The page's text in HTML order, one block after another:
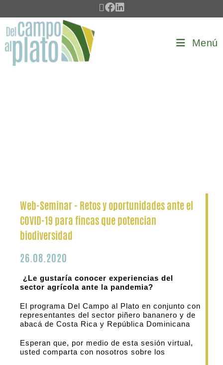
Menú
Web-Seminar - Retos y oportunidades ante el
COVID-19 para fincas que potencian
biodiversidad
26.08.2020
¿Le gustaría conocer experiencias del
sector agrícola ante la pandemia?
El programa Del Campo al Plato en conjunto con
representantes del sector piñero bananero y de
abacá de Costa Rica y República Dominicana
Esperan que, por medio de esta sesión virtual,
usted comparta con nosotros sobre los